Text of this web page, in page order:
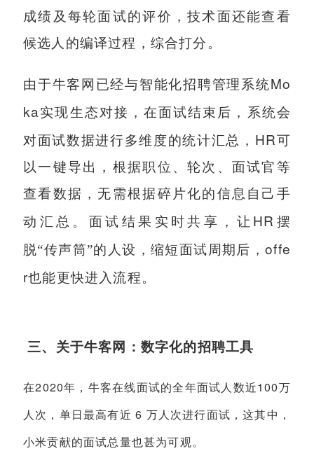
成绩及每轮面试的评价，技术面还能查看
候选人的编译过程，综合打分。
由于牛客网已经与智能化招聘管理系统Mo
ka实现生态对接，在面试结束后，系统会
对面试数据进行多维度的统计汇总， HR可
以一键导出，根据职位、轮次、面试官等
查看数据，无需根据碎片化的信息自己手
动汇总。面试结果实时共享，让 HR 摆
脱“传声筒”的人设，缩短面试周期后，offe
r也能更快进入流程。
三、关于牛客网：数字化的招聘工具
在2020年，牛客在线面试的全年面试人数近100万
人次，单日最高有近 6 万人次进行面试，这其中，
小米贡献的面试总量也甚为可观。